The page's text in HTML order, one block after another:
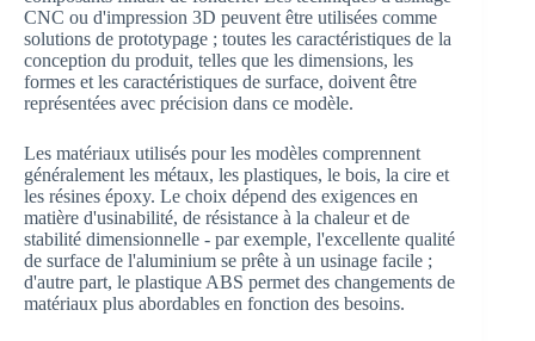
CNC ou d'impression 3D peuvent être utilisées comme
solutions de prototypage ; toutes les caractéristiques de la
conception du produit, telles que les dimensions, les
formes et les caractéristiques de surface, doivent être
représentées avec précision dans ce modèle.
Les matériaux utilisés pour les modèles comprennent
généralement les métaux, les plastiques, le bois, la cire et
les résines époxy. Le choix dépend des exigences en
matière d'usinabilité, de résistance à la chaleur et de
stabilité dimensionnelle - par exemple, l'excellente qualité
de surface de l'aluminium se prête à un usinage facile ;
d'autre part, le plastique ABS permet des changements de
matériaux plus abordables en fonction des besoins.